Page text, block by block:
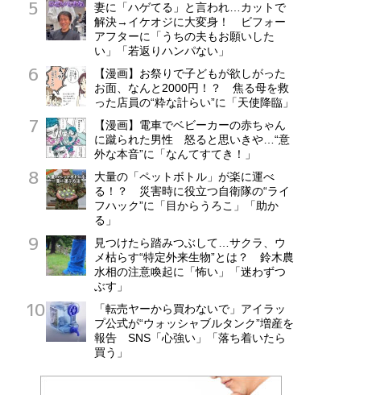
妻に「ハゲてる」と言われ…カットで
解決→イケオジに大変身！ ビフォー
アフターに「うちの夫もお願いした
い」「若返りハンパない」
【漫画】お祭りで子どもが欲しがった
お面、なんと2000円！？ 焦る母を救
った店員の“粋な計らい”に「天使降臨」
【漫画】電車でベビーカーの赤ちゃん
に蹴られた男性 怒ると思いきや…“意
外な本音”に「なんてすてき！」
大量の「ペットボトル」が楽に運べ
る！？ 災害時に役立つ自衛隊の“ライ
フハック”に「目からうろこ」「助か
る」
見つけたら踏みつぶして…サクラ、ウ
メ枯らす“特定外来生物”とは？ 鈴木農
水相の注意喚起に「怖い」「迷わずつ
ぶす」
「転売ヤーから買わないで」アイラッ
プ公式が“ウォッシャブルタンク”増産を
報告 SNS「心強い」「落ち着いたら
買う」